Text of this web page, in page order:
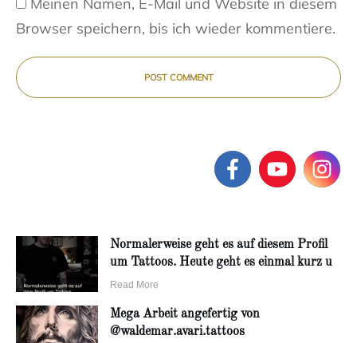
Browser speichern, bis ich wieder kommentiere.
POST COMMENT
Normalerweise geht es auf diesem Profil
um Tattoos. Heute geht es einmal kurz u
Read More
Mega Arbeit angefertig von
@waldemar.avari.tattoos